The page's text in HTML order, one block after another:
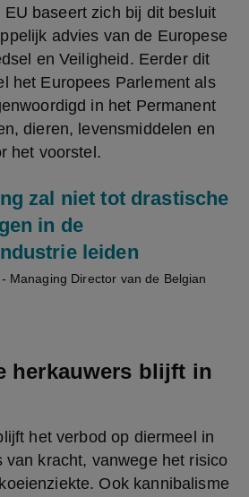
baseert zich bij dit besluit
advies van de Europese
en Veiligheid. Eerder dit
het Europees Parlement als
in het Permanent
dieren, levensmiddelen en
het voorstel.
zal niet tot drastische
in de
leiden
Managing Director van de Belgian
herkauwers blijft in
het verbod op diermeel in
van kracht, vanwege het risico
Ook kannibalisme